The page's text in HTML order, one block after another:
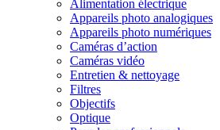
Alimentation électrique
Appareils photo analogiques
Appareils photo numériques
Caméras d’action
Caméras vidéo
Entretien & nettoyage
Filtres
Objectifs
Optique